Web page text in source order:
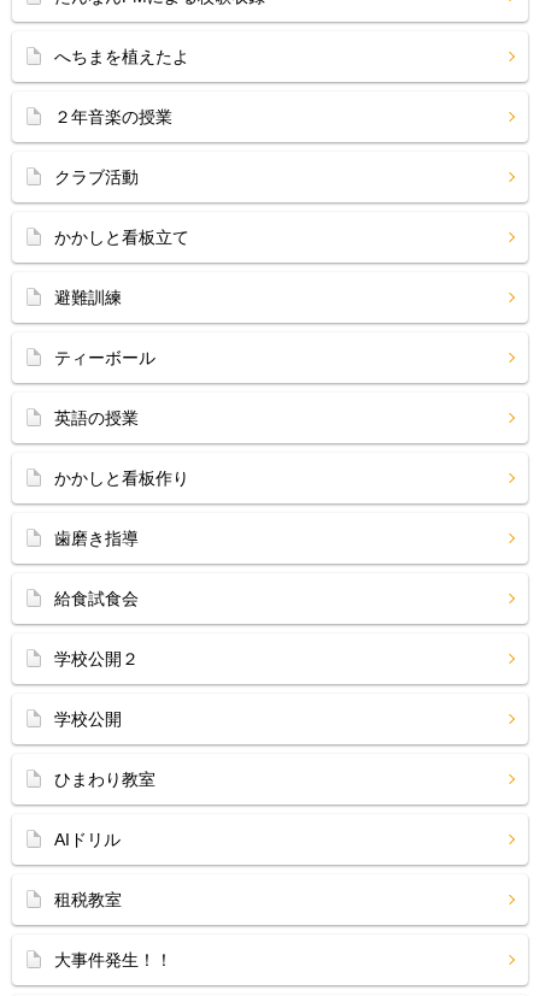
へちまを植えたよ
２年音楽の授業
クラブ活動
かかしと看板立て
避難訓練
ティーボール
英語の授業
かかしと看板作り
歯磨き指導
給食試食会
学校公開２
学校公開
ひまわり教室
AIドリル
租税教室
大事件発生！！